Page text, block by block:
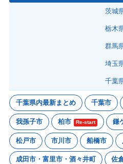
茨城
栃木
群馬
埼玉
千葉
千葉県内最新まとめ 千葉市
我孫子市 柏市 Re-start 鎌
松戸市 市川市 船橋市
成田市・富里市・酒々井町 佐